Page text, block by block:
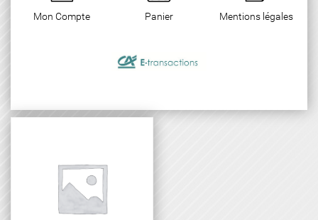
Mon Compte Panier Mentions légales